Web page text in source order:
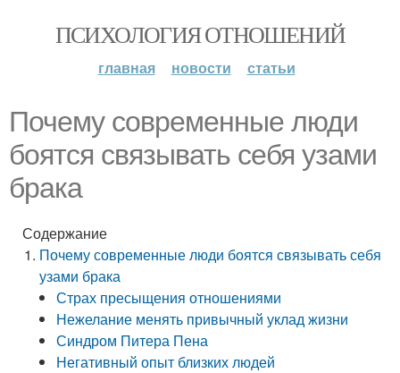
ПСИХОЛОГИЯ ОТНОШЕНИЙ
главная новости статьи
Почему современные люди
боятся связывать себя узами
брака
Содержание
Почему современные люди боятся связывать себя
узами брака
Страх пресыщения отношениями
Нежелание менять привычный уклад жизни
Синдром Питера Пена
Негативный опыт близких людей